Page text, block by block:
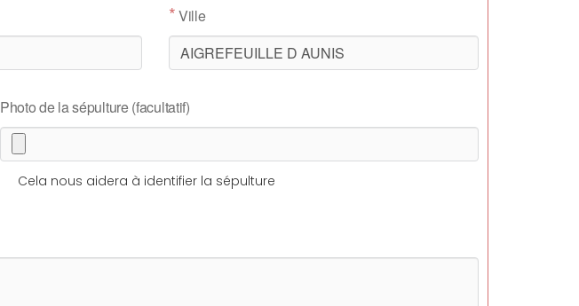
*Ville
Photo de la sépulture (facultatif)
Cela nous aidera à identifier la sépulture